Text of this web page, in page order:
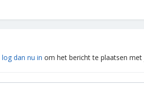
log dan nu in om het bericht te plaatsen met